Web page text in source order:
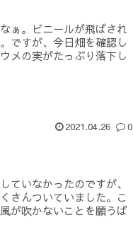
ぁ。ビニールが飛ばされ
ですが、今日畑を確認し
メの実がたっぷり落下し
2021.04.26 0
ていなかったのですが、
さんついていました。こ
が吹かないことを願うば